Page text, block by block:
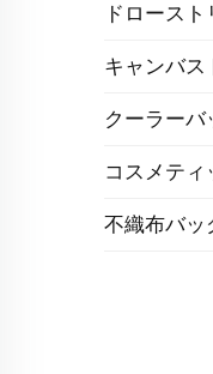
ドロース
キャンバス
クーラーバ
コスメテ
不織布バッ